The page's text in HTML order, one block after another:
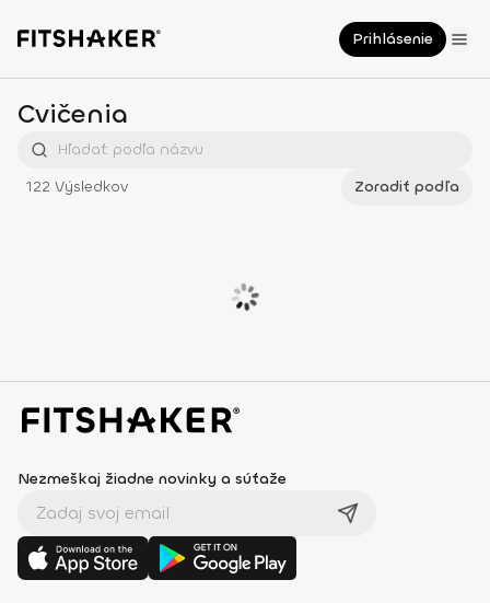
Prihlásenie
Cvičenia
122 Výsledkov Zoradiť podľa
Nezmeškaj žiadne novinky a súťaže